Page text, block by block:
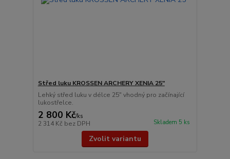
Střed luku KROSSEN ARCHERY XENIA 25"
Lehký střed luku v délce 25" vhodný pro začínající
lukostřelce.
2 800 Kč/ks
2 314 Kč bez DPH Skladem 5 ks
Zvolit variantu